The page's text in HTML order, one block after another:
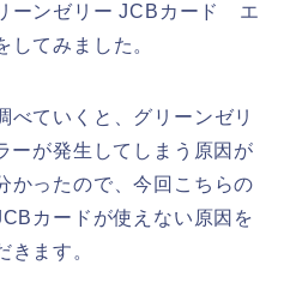
ーンゼリー JCBカード エ
してみました。
べていくと、グリーンゼリ
ーが発生してしまう原因が
かったので、今回こちらの
カードが使えない原因を
きます。